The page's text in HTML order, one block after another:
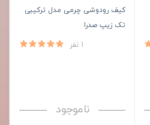
کیف رودوشی چرمی مدل ترکیبی
تک زیپ صدرا
1 نفر
ناموجود